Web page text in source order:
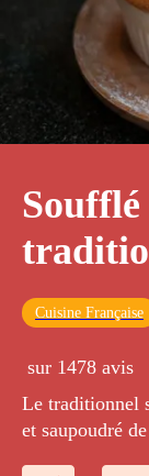
Cuisine Française
sur 1478 avis
Le traditionnel
et saupoudré